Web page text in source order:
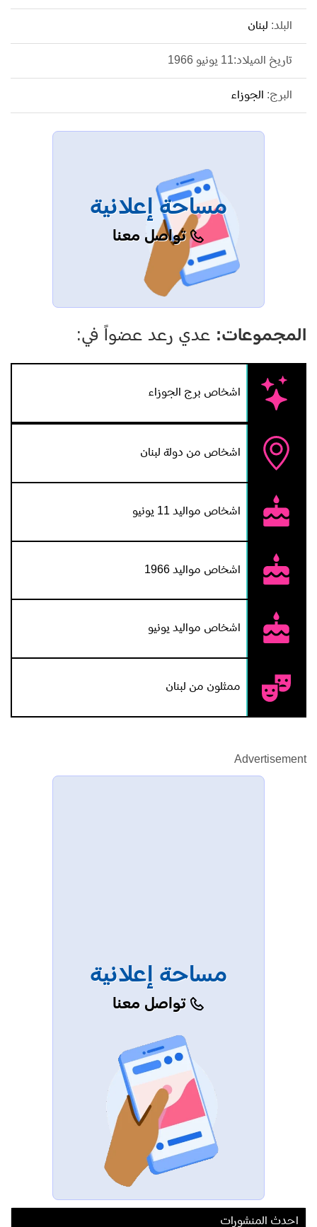
البلد: لبنان
تاريخ الميلاد:11 يونيو 1966
البرج: الجوزاء
مساحة إعلانية
تواصل معنا
المجموعات: عدي رعد عضواً في:
اشخاص برج الجوزاء
اشخاص من دولة لبنان
اشخاص مواليد 11 يونيو
اشخاص مواليد 1966
اشخاص مواليد يونيو
ممثلون من لبنان
Advertisement
مساحة إعلانية
تواصل معنا
احدث المنشورات